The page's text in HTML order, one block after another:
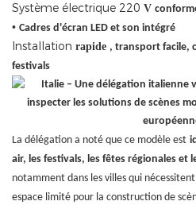
Système électrique 220 V
• Cadres d'écran LED et son intégré
Installation rapide , transport facile,
festivals
La délégation a noté que ce modèle est
air, les festivals, les fêtes régionales et
notamment dans les villes qui
espace limité pour la construction de